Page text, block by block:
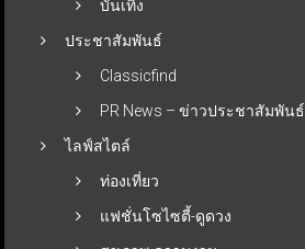
บันเทิง
ประชาสัมพันธ์
Classicfind
PR News – ข่าวประชาสัมพันธ์
ไลฟ์สไตล์
ท่องเที่ยว
แฟชั่นโซไซตี้-ดูดวง